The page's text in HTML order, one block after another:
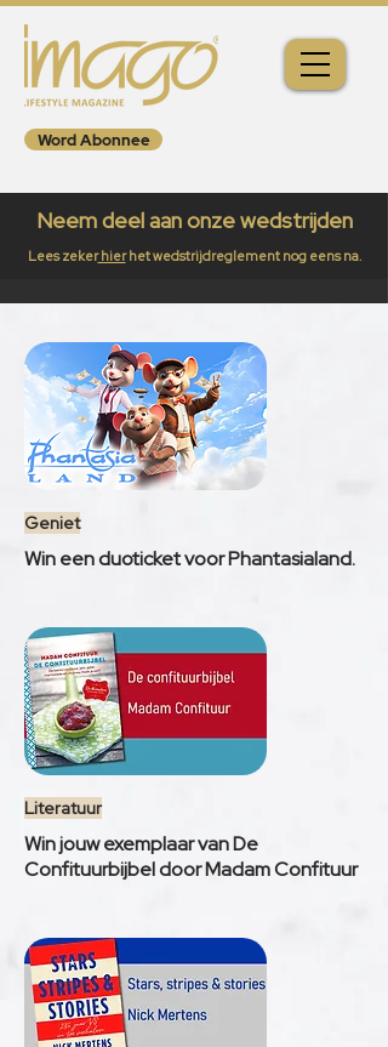
Word Abonnee
Neem deel aan onze wedstrijden
Lees zekerhierhet wedstrijdreglement nog eens na.
Geniet
Win een duoticket voor Phantasialand.
Literatuur
Win jouw exemplaar van De
Confituurbijbel door Madam Confituur